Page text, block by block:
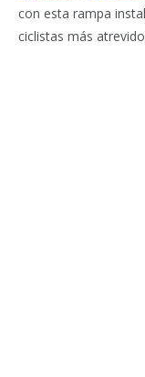
con esta rampa
ciclistas más